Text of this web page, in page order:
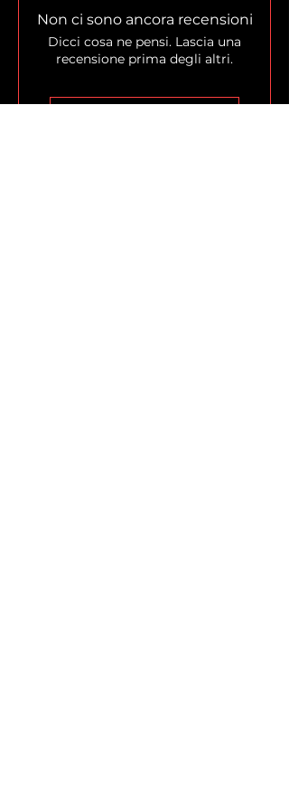
Non ci sono ancora recensioni
Dicci cosa ne pensi. Lascia una
recensione prima degli altri.